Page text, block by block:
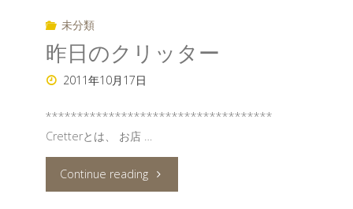
未分類
昨日のクリッター
2011年10月17日
************************************
Cretterとは、 お店 …
Continue reading"昨